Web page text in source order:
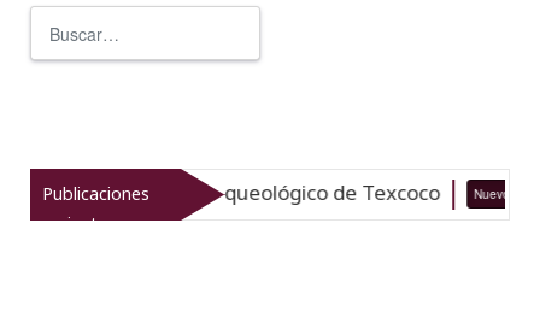
Publicaciones
recientes
el patrimonio arqueológico de Texcoco Nuevo